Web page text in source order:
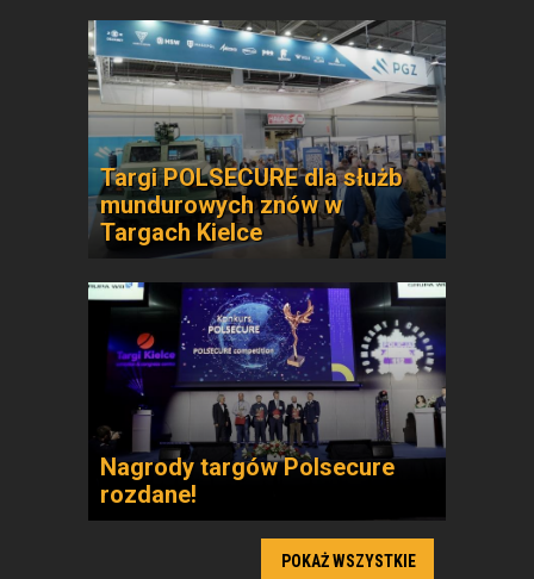
Targi POLSECURE dla służb
mundurowych znów w
Targach Kielce
Nagrody targów Polsecure
rozdane!
POKAŻ WSZYSTKIE